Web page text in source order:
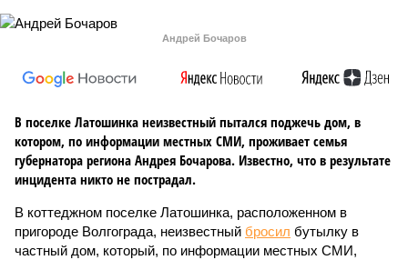
Андрей Бочаров
В поселке Латошинка неизвестный пытался поджечь дом, в
котором, по информации местных СМИ, проживает семья
губернатора региона Андрея Бочарова. Известно, что в результате
инцидента никто не пострадал.
В коттеджном поселке Латошинка, расположенном в
пригороде Волгограда, неизвестный бросил бутылку в
частный дом, который, по информации местных СМИ,